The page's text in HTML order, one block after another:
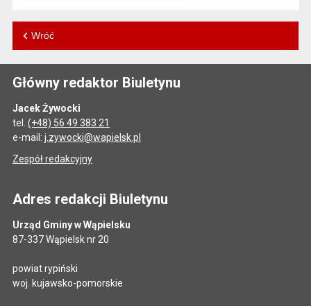
Wróć
Główny redaktor Biuletynu
Jacek Żywocki
tel. (+48) 56 49 383 21
e-mail: j.zywocki@wapielsk.pl
Zespół redakcyjny
Adres redakcji Biuletynu
Urząd Gminy w Wąpielsku
87-337 Wąpielsk nr 20
powiat rypiński
woj. kujawsko-pomorskie